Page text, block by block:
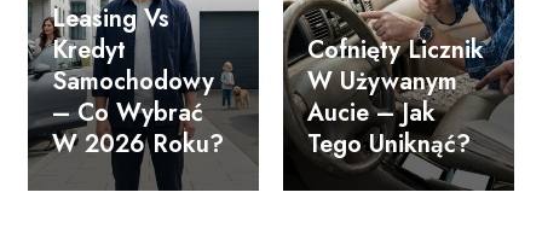
Leasing Vs
Kredyt
Samochodowy
– Co Wybrać
W 2026 Roku?
Cofnięty Licznik
W Używanym
Aucie – Jak
Tego Uniknąć?